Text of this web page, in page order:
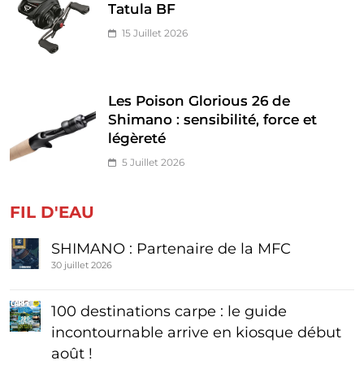
Tatula BF
15 Juillet 2026
Les Poison Glorious 26 de
Shimano : sensibilité, force et
légèreté
5 Juillet 2026
FIL D'EAU
SHIMANO : Partenaire de la MFC
30 juillet 2026
100 destinations carpe : le guide
incontournable arrive en kiosque début
août !